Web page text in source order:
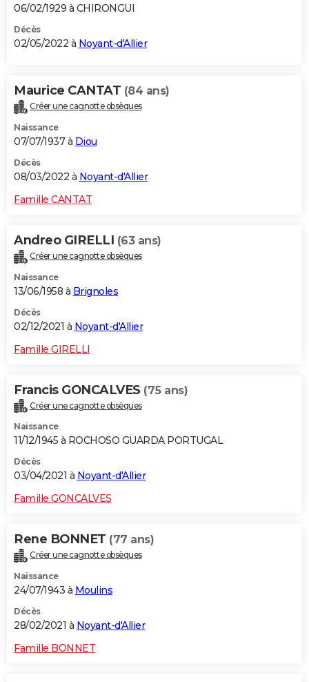
06/02/1929 à CHIRONGUI
Décès
02/05/2022 à Noyant-d'Allier
Maurice CANTAT (84 ans)
Créer une cagnotte obsèques
Naissance
07/07/1937 à Diou
Décès
08/03/2022 à Noyant-d'Allier
Famille CANTAT
Andreo GIRELLI (63 ans)
Créer une cagnotte obsèques
Naissance
13/06/1958 à Brignoles
Décès
02/12/2021 à Noyant-d'Allier
Famille GIRELLI
Francis GONCALVES (75 ans)
Créer une cagnotte obsèques
Naissance
11/12/1945 à ROCHOSO GUARDA PORTUGAL
Décès
03/04/2021 à Noyant-d'Allier
Famille GONCALVES
Rene BONNET (77 ans)
Créer une cagnotte obsèques
Naissance
24/07/1943 à Moulins
Décès
28/02/2021 à Noyant-d'Allier
Famille BONNET